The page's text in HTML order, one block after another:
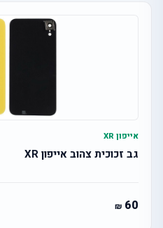
אייפון XR
גב זכוכית צהוב אייפון XR
60